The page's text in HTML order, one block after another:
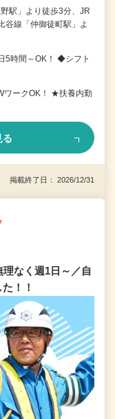
駅」より徒歩3分、JR
谷線「仲御徒町駅」よ
5時間～OK！ ◆シフト
ークOK！ ★扶養内勤
る
掲載終了日： 2026/12/31
理なく週1日～／自
！！